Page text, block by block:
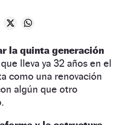
la quinta generación
lleva ya 32 años en el
como una renovación
algún que otro